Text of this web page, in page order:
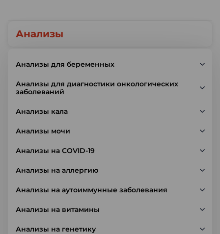
Анализы
Анализы для беременных
Анализы для диагностики онкологических
заболеваний
Анализы кала
Анализы мочи
Анализы на COVID-19
Анализы на аллергию
Анализы на аутоиммунные заболевания
Анализы на витамины
Анализы на генетику